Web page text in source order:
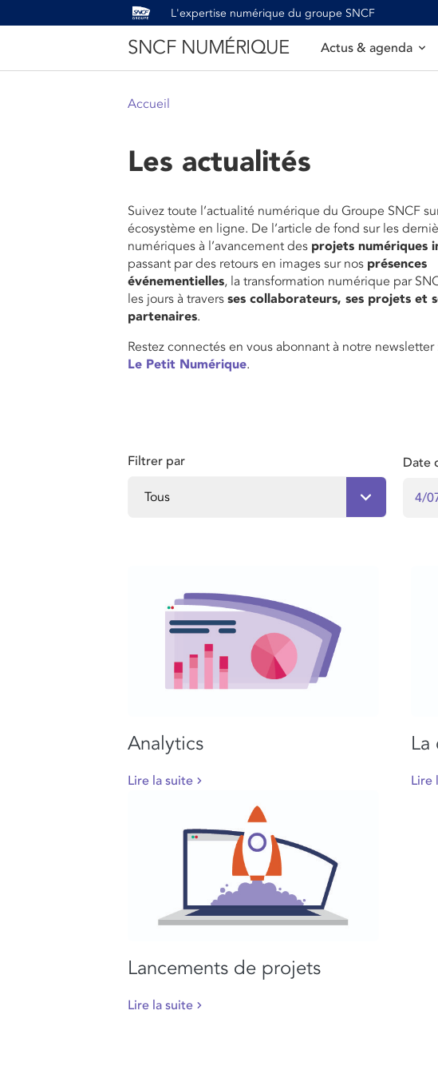
L'expertise numérique du groupe SNCF
SNCF NUMÉRIQUE Actus & agenda
Accueil
Les actualités
Suivez toute l’actualité numérique du Groupe SNCF
écosystème en ligne. De l’article de fond sur les
numériques à l’avancement des projets numériques
passant par des retours en images sur nos présences
événementielles, la transformation numérique par
les jours à travers ses collaborateurs, ses projets et
partenaires.
Restez connectés en vous abonnant à notre newsletter
Le Petit Numérique.
Filtrer par Date
Analytics
Lire la suite
La
Lire
Lancements de projets
Lire la suite